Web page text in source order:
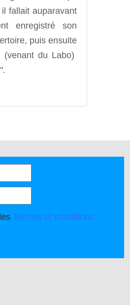
fallait auparavant
enregistré son
puis ensuite
(venant du Labo)
Termes et conditions